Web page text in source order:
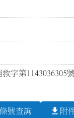
字第
條號查詢 file_download 附